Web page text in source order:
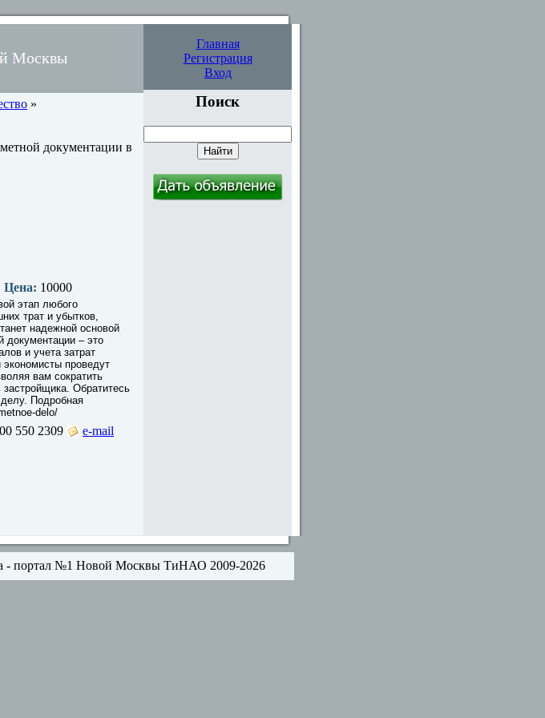
Москвы
Главная
Регистрация
Вход
»
документации в
Цена: 10000
этап любого
трат и убытков,
надежной основой
документации – это
и учета затрат
проведут
вам сократить
застройщика. Обратитесь
Подробная
delo/
550 2309 e-mail
Поиск
- портал №1 Новой Москвы ТиНАО 2009-2026